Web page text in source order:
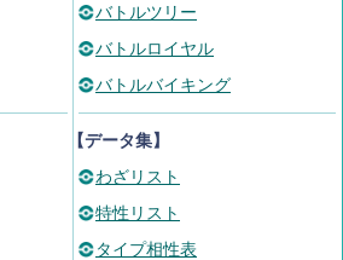
バトルツリー
バトルロイヤル
バトルバイキング
【データ集】
わざリスト
特性リスト
タイプ相性表